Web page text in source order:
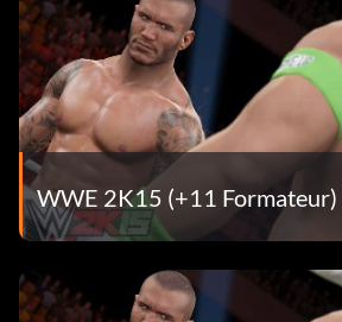
Vétéran inconnu (30 points) Gagner
une Superstar personnalisée.
Warlords (20 points) WWE Universe
3 fois le championnat du monde des
WWE. (Jeu simple)
Nous avons un nouveau champion !
Vous êtes si désespéré ! (15 points)
WWE 2K15 (+11 Formateur)